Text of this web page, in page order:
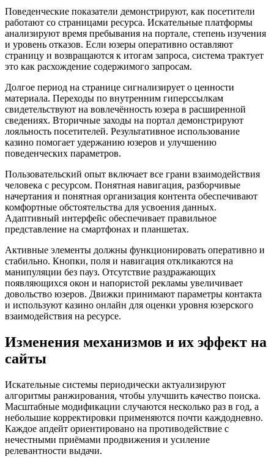
Поведенческие показатели демонстрируют, как посетители
работают со страницами ресурса. Искательные платформы
анализируют время пребывания на портале, степень изучения
и уровень отказов. Если юзеры оперативно оставляют
страницу и возвращаются к итогам запроса, система трактует
это как расхождение содержимого запросам.
Долгое период на странице сигнализирует о ценности
материала. Переходы по внутренним гиперссылкам
свидетельствуют на вовлечённость юзера в расширенной
сведениях. Вторичные заходы на портал демонстрируют
лояльность посетителей. Результативное использование
казино помогает удержанию юзеров и улучшению
поведенческих параметров.
Пользовательский опыт включает все грани взаимодействия
человека с ресурсом. Понятная навигация, разборчивые
начертания и понятная организация контента обеспечивают
комфортные обстоятельства для усвоения данных.
Адаптивный интерфейс обеспечивает правильное
представление на смартфонах и планшетах.
Активные элементы должны функционировать оперативно и
стабильно. Кнопки, поля и навигация откликаются на
манипуляции без пауз. Отсутствие раздражающих
появляющихся окон и напористой рекламы увеличивает
довольство юзеров. Движки принимают параметры контакта
и используют казино онлайн для оценки уровня юзерского
взаимодействия на ресурсе.
Изменения механизмов и их эффект на
сайты
Искательные системы периодически актуализируют
алгоритмы ранжирования, чтобы улучшить качество поиска.
Масштабные модификации случаются несколько раз в год, а
небольшие корректировки применяются почти каждодневно.
Каждое апдейт ориентировано на противодействие с
нечестными приёмами продвижения и усиление
релевантности выдачи.